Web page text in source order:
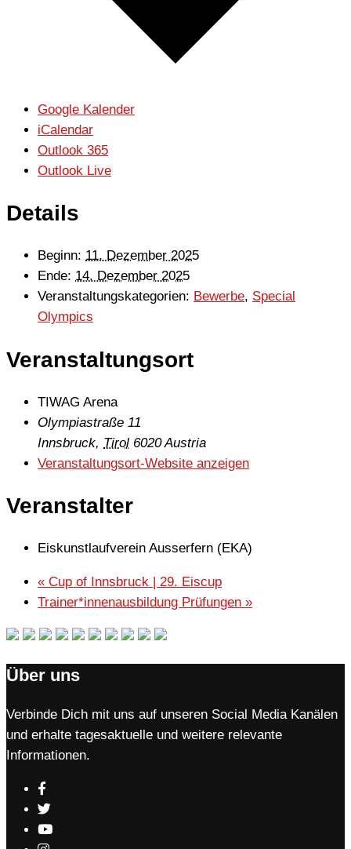
Google Kalender
iCalendar
Outlook 365
Outlook Live
Details
Beginn: 11. Dezember 2025
Ende: 14. Dezember 2025
Veranstaltungskategorien: Bewerbe, Special
Olympics
Veranstaltungsort
TIWAG Arena
Olympiastraße 11
Innsbruck, Tirol 6020 Austria
Veranstaltungsort-Website anzeigen
Veranstalter
Eiskunstlaufverein Ausserfern (EKA)
« Cup of Innsbruck | 29. Eiscup
Trainer*innenausbildung Prüfungen »
Über uns
Verbinde Dich mit uns auf unseren Social Media Kanälen
und erhalte tagesaktuelle und weitere relevante
Informationen.